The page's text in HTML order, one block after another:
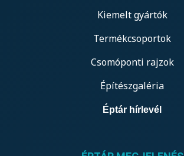
Kiemelt gyártók
Termékcsoportok
Csomóponti rajzok
Építészgaléria
Éptár hírlevél